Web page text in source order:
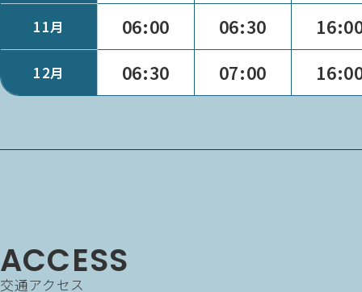
11月 06:00 06:30
12月 06:30 07:00
ACCESS
交通アクセス